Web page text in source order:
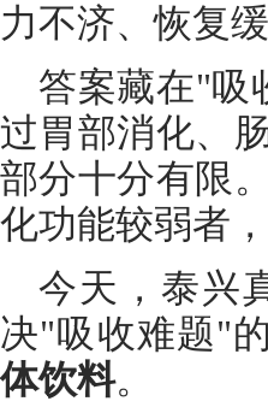
力不济、恢复
答案藏在"吸
过胃部消化、
部分十分有限
化功能较弱者
今天，泰兴
决"吸收难题"
体饮料。